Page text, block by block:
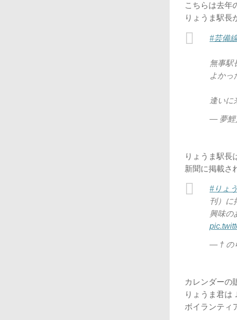
こちらは去年
りょうま駅長
#芸備
無事駅
よかっ
逢いに
— 夢鯉
りょうま駅長
新聞に掲載さ
#りょ
刊）に
興味の
— † の
カレンダーの
りょうま君は
ボイランティ